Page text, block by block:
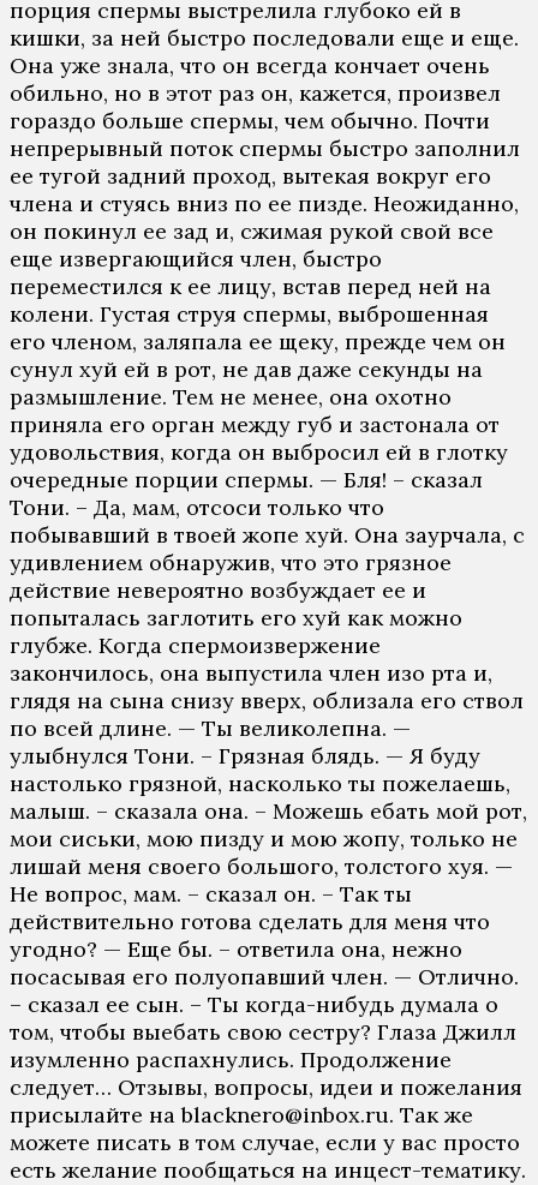
порция спермы выстрелила глубоко ей в
кишки, за ней быстро последовали еще и еще.
Она уже знала, что он всегда кончает очень
обильно, но в этот раз он, кажется, произвел
гораздо больше спермы, чем обычно. Почти
непрерывный поток спермы быстро заполнил
ее тугой задний проход, вытекая вокруг его
члена и стуясь вниз по ее пизде. Неожиданно,
он покинул ее зад и, сжимая рукой свой все
еще извергающийся член, быстро
переместился к ее лицу, встав перед ней на
колени. Густая струя спермы, выброшенная
его членом, заляпала ее щеку, прежде чем он
сунул хуй ей в рот, не дав даже секунды на
размышление. Тем не менее, она охотно
приняла его орган между губ и застонала от
удовольствия, когда он выбросил ей в глотку
очередные порции спермы. — Бля! – сказал
Тони. – Да, мам, отсоси только что
побывавший в твоей жопе хуй. Она заурчала, с
удивлением обнаружив, что это грязное
действие невероятно возбуждает ее и
попыталась заглотить его хуй как можно
глубже. Когда спермоизвержение
закончилось, она выпустила член изо рта и,
глядя на сына снизу вверх, облизала его ствол
по всей длине. — Ты великолепна. —
улыбнулся Тони. – Грязная блядь. — Я буду
настолько грязной, насколько ты пожелаешь,
малыш. – сказала она. – Можешь ебать мой рот,
мои сиськи, мою пизду и мою жопу, только не
лишай меня своего большого, толстого хуя. —
Не вопрос, мам. – сказал он. – Так ты
действительно готова сделать для меня что
угодно? — Еще бы. – ответила она, нежно
посасывая его полуопавший член. — Отлично.
– сказал ее сын. – Ты когда-нибудь думала о
том, чтобы выебать свою сестру? Глаза Джилл
изумленно распахнулись. Продолжение
следует… Отзывы, вопросы, идеи и пожелания
присылайте на blacknero@inbox.ru. Так же
можете писать в том случае, если у вас просто
есть желание пообщаться на инцест-тематику.